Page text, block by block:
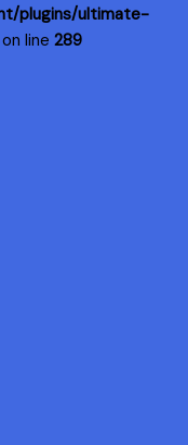
plugins/ultimate-
on line 289